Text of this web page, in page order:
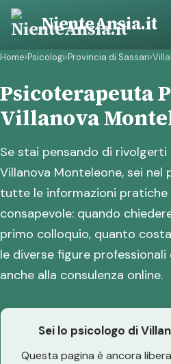
Vai
contenuto
NienteAnsia.it
Home›Psicologi›Provincia di Sassari›
Psicoterapeuta
Villanova
Se stai pensando di
Villanova Monteleone, sei
tutte le informazioni pratiche
consapevole: quando
primo colloquio, quanto
le diverse figure
anche alla consulenza online.
Sei lo psicologo di
Questa pagina è ancora